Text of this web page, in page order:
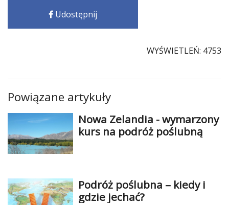
Udostępnij
WYŚWIETLEŃ: 4753
Powiązane artykuły
Nowa Zelandia - wymarzony
kurs na podróż poślubną
Podróż poślubna – kiedy i
gdzie jechać?